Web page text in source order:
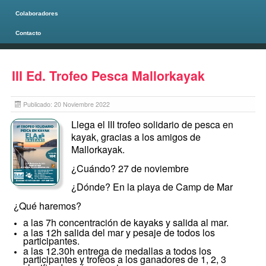
Colaboradores
Contacto
III Ed. Trofeo Pesca Mallorkayak
Publicado: 20 Noviembre 2022
Llega el III trofeo solidario de pesca en
kayak, gracias a los amigos de
Mallorkayak.
¿Cuándo? 27 de noviembre
¿Dónde? En la playa de Camp de Mar
¿Qué haremos?
a las 7h concentración de kayaks y salida al mar.
a las 12h salida del mar y pesaje de todos los
participantes.
a las 12.30h entrega de medallas a todos los
participantes y trofeos a los ganadores de 1, 2, 3